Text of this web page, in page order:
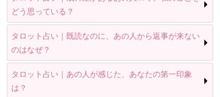
どう思っている？
タロット占い｜既読なのに、あの人から返事が来ない
のはなぜ？
タロット占い｜あの人が感じた、あなたの第一印象
は？